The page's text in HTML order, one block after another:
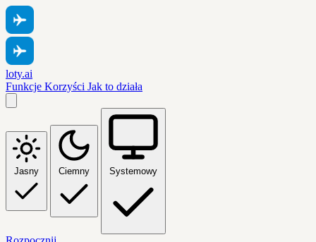
loty.ai
Funkcje Korzyści Jak to działa
Jasny Ciemny Systemowy